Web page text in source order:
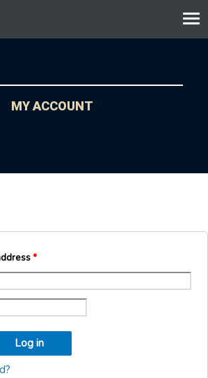
MY ACCOUNT
*
Log in